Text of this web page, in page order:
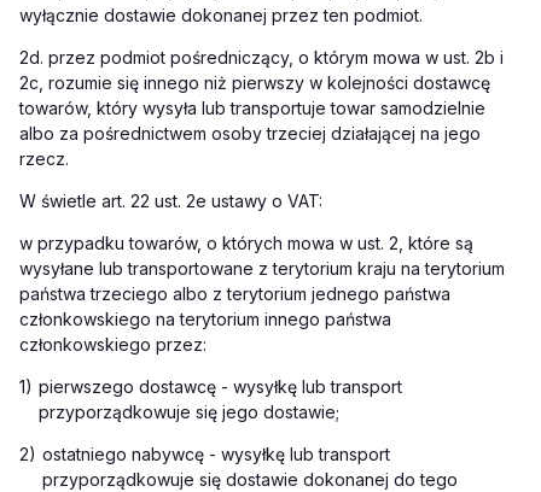
wyłącznie dostawie dokonanej przez ten podmiot.
2d. przez podmiot pośredniczący, o którym mowa w ust. 2b i
2c, rozumie się innego niż pierwszy w kolejności dostawcę
towarów, który wysyła lub transportuje towar samodzielnie
albo za pośrednictwem osoby trzeciej działającej na jego
rzecz.
W świetle art. 22 ust. 2e ustawy o VAT:
w przypadku towarów, o których mowa w ust. 2, które są
wysyłane lub transportowane z terytorium kraju na terytorium
państwa trzeciego albo z terytorium jednego państwa
członkowskiego na terytorium innego państwa
członkowskiego przez:
1) pierwszego dostawcę - wysyłkę lub transport
przyporządkowuje się jego dostawie;
2) ostatniego nabywcę - wysyłkę lub transport
przyporządkowuje się dostawie dokonanej do tego